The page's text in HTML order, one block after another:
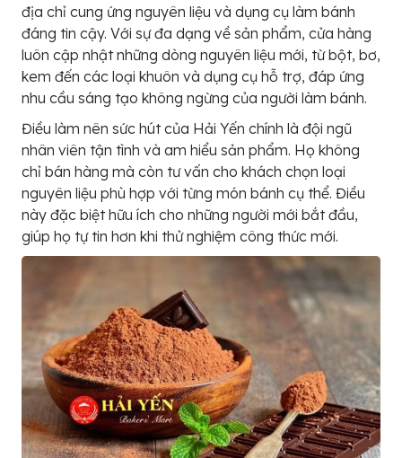
địa chỉ cung ứng nguyên liệu và dụng cụ làm bánh
đáng tin cậy. Với sự đa dạng về sản phẩm, cửa hàng
luôn cập nhật những dòng nguyên liệu mới, từ bột, bơ,
kem đến các loại khuôn và dụng cụ hỗ trợ, đáp ứng
nhu cầu sáng tạo không ngừng của người làm bánh.
Điều làm nên sức hút của Hải Yến chính là đội ngũ
nhân viên tận tình và am hiểu sản phẩm. Họ không
chỉ bán hàng mà còn tư vấn cho khách chọn loại
nguyên liệu phù hợp với từng món bánh cụ thể. Điều
này đặc biệt hữu ích cho những người mới bắt đầu,
giúp họ tự tin hơn khi thử nghiệm công thức mới.